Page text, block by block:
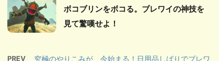
ボコブリンをボコる。ブレワイの神技を
見て驚嘆せよ！
PREV
究極のやりこみが、今始まる！日用品しばりでブレワ